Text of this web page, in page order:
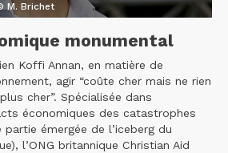
M. Brichet
monumental
Koffi Annan, en matière de
agir “coûte cher mais ne rien
cher”. Spécialisée dans
économiques des catastrophes
émergée de l’iceberg du
l’ONG britannique Christian Aid